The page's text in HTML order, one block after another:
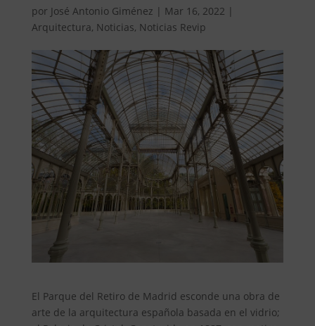
por José Antonio Giménez | Mar 16, 2022 |
Arquitectura, Noticias, Noticias Revip
El Parque del Retiro de Madrid esconde una obra de
arte de la arquitectura española basada en el vidrio;